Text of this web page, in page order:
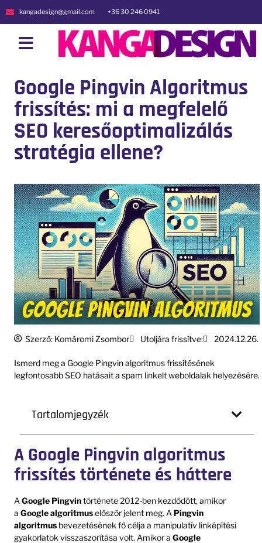
kangadesign@gmail.com +36 30 246 0941
Google Pingvin Algoritmus
frissítés: mi a megfelelő
SEO keresőoptimalizálás
stratégia ellene?
Szerző: Komáromi Zsombor Utoljára frissítve: 2024.12.26.
Ismerd meg a Google Pingvin algoritmus frissítésének
legfontosabb SEO hatásait a spam linkelt weboldalak helyezésére.
Tartalomjegyzék
A Google Pingvin algoritmus
frissítés története és háttere
AGoogle Pingvintörténete 2012-ben kezdődött, amikor
a Google algoritmuselőször jelent meg. A Pingvin
algoritmus bevezetésének fő célja a manipulatív linképítési
gyakorlatok visszaszorítása volt. Amikor a Google